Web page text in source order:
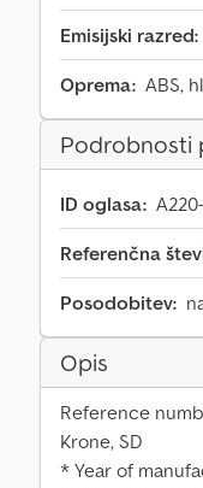
Emisijski razred:
Oprema: ABS,
Podrobnosti
ID oglasa:
Referenčna
Posodobitev:
Opis
Reference
Krone, SD
* Year of